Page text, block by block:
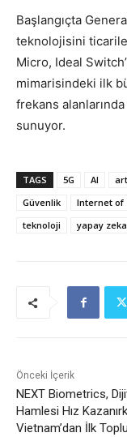
Başlangıçta
teknolojisini
Micro, Ideal
mimarisindeki ilk
frekans
sunuyor.
TAGS 5G AI
Güvenlik
Internet of
teknoloji
yapay zeka
Önceki İçerik
NEXT Biometrics,
Hamlesi Hız
Vietnam’dan İlk